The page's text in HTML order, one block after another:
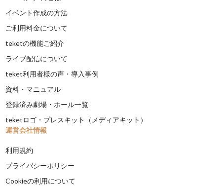
イベント作成の方法
ご利用料金について
teketの機能ご紹介
ライブ配信について
teket利用者様の声・導入事例
資料・マニュアル
登録済み劇場・ホール一覧
teketロゴ・プレスキット（メディアキット）
運営会社情報
利用規約
プライバシーポリシー
Cookieの利用について